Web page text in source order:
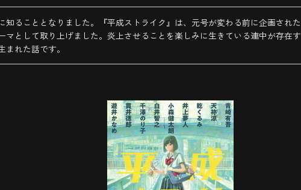
ることとなりました。『平成ストライク』は、元号が変わる前に企画された
として取り上げました。炎上させることを楽しみに生きている連中が存在す
れた話です。